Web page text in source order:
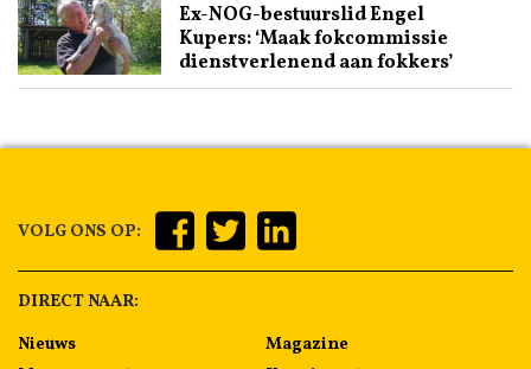
Ex-NOG-bestuurslid Engel
Kupers: ‘Maak fokcommissie
dienstverlenend aan fokkers’
VOLG ONS OP:
DIRECT NAAR:
Nieuws
Magazine